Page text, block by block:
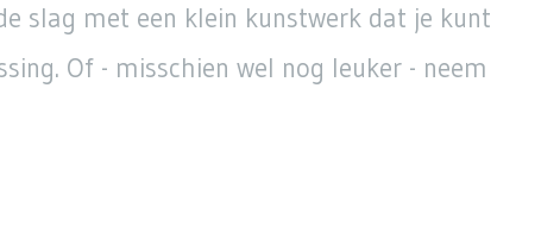
slag met een klein kunstwerk dat je kunt
Of - misschien wel nog leuker - neem